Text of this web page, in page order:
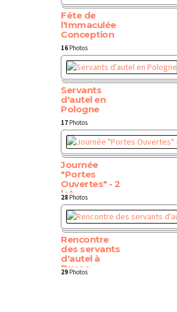
Fête de
l'Immaculée
Conception
16 Photos
Servants
d'autel en
Pologne
17 Photos
Journée
"Portes
Ouvertes" - 2
lot
28 Photos
Rencontre
des servants
d'autel à
Ducos
29 Photos